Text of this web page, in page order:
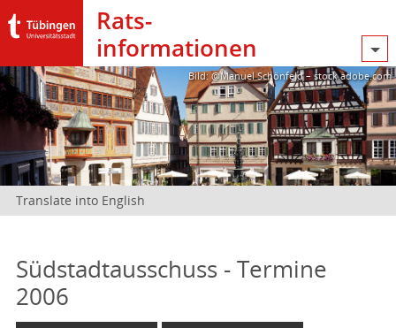
Rats­
informationen
Bild: @Manuel Schönfeld – stock.adobe.com
Translate into English
Südstadtausschuss - Termine
2006